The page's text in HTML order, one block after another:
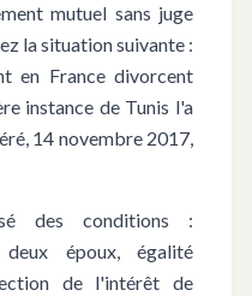
mutuel sans juge
la situation suivante :
en France divorcent
instance de Tunis l'a
14 novembre 2017,
des conditions :
époux, égalité
de l'intérêt de